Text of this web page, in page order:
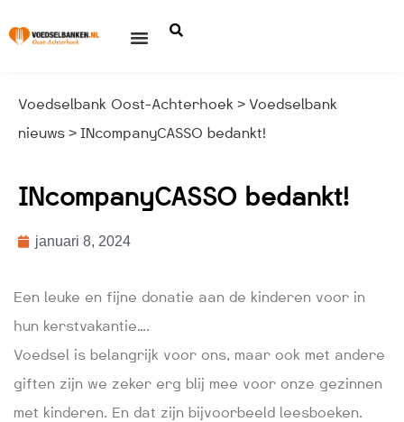
Voedselbank Oost-Achterhoek > Voedselbank
nieuws > INcompanyCASSO bedankt!
INcompanyCASSO bedankt!
januari 8, 2024
Een leuke en fijne donatie aan de kinderen voor in
hun kerstvakantie….
Voedsel is belangrijk voor ons, maar ook met andere
giften zijn we zeker erg blij mee voor onze gezinnen
met kinderen. En dat zijn bijvoorbeeld leesboeken.